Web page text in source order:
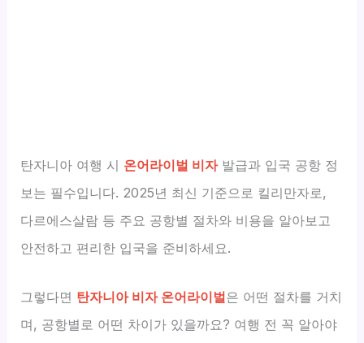
탄자니아 여행 시 온어라이벌 비자발급과 입국 공항 정
보는 필수입니다. 2025년 최신 기준으로 킬리만자로,
다르에스살람 등 주요 공항별 절차와 비용을 알아보고
안전하고 편리한 입국을 준비하세요.
그렇다면 탄자니아 비자 온어라이벌은 어떤 절차를 거치
며, 공항별로 어떤 차이가 있을까요? 여행 전 꼭 알아야